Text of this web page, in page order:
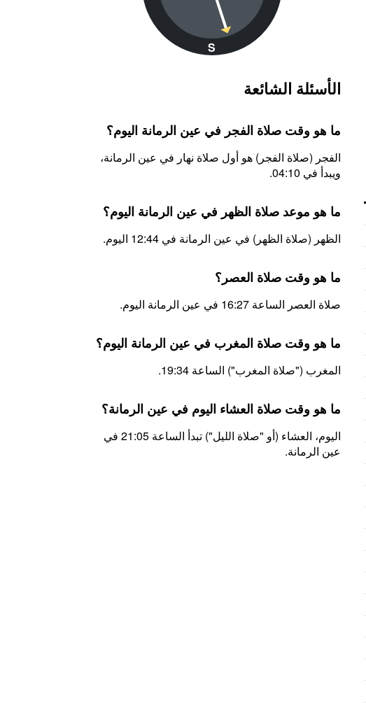
S
الأسئلة الشائعة
ما هو وقت صلاة الفجر في عين الرمانة اليوم؟
الفجر (صلاة الفجر) هو أول صلاة نهار في عين الرمانة،
ويبدأ في 04:10.
ما هو موعد صلاة الظهر في عين الرمانة اليوم؟
الظهر (صلاة الظهر) في عين الرمانة في 12:44 اليوم.
ما هو وقت صلاة العصر؟
صلاة العصر الساعة 16:27 في عين الرمانة اليوم.
ما هو وقت صلاة المغرب في عين الرمانة اليوم؟
المغرب ("صلاة المغرب") الساعة 19:34.
ما هو وقت صلاة العشاء اليوم في عين الرمانة؟
اليوم، العشاء (أو "صلاة الليل") تبدأ الساعة 21:05 في
عين الرمانة.